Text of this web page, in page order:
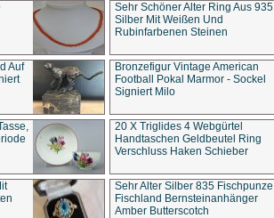
Sehr Schöner Alter Ring Aus 935
Silber Mit Weißen Und
Rubinfarbenen Steinen
Auf
Bronzefigur Vintage American
Football Pokal Marmor - Sockel
Signiert Milo
20 X Triglides 4 Webgürtel
Handtaschen Geldbeutel Ring
Verschluss Haken Schieber
Sehr Alter Silber 835 Fischpunze
Fischland Bernsteinanhänger
Amber Butterscotch